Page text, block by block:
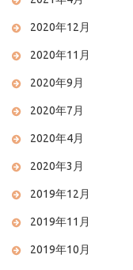
2020年12月
2020年11月
2020年9月
2020年7月
2020年4月
2020年3月
2019年12月
2019年11月
2019年10月